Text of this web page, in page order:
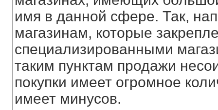
имя в данной сфере. Так,
магазинам, которые
специализированными
таким пунктам продажи
покупки имеет огромное
имеет минусов.